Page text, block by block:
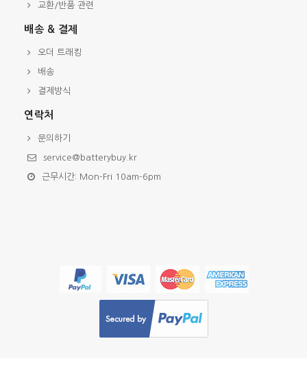
교환/반품 관련
배송 & 결제
오더 트래킹
배송
결제방식
연락처
문의하기
service@batterybuy.kr
근무시간: Mon-Fri 10am-6pm